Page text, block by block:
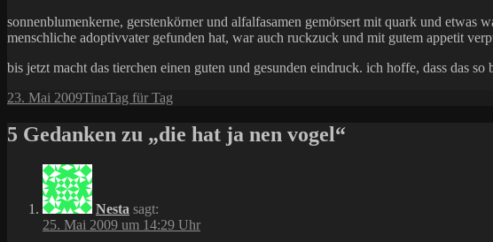
sonnenblumenkerne, gerstenkörner und alfalfasamen gemörsert mit quark und etwas
menschliche adoptivvater gefunden hat, war auch ruckzuck und mit gutem appetit
bis jetzt macht das tierchen einen guten und gesunden eindruck. ich hoffe, dass das
Veröffentlicht
23. Mai 2009Autor
TinaKategorien
Tag für Tag
5 Gedanken zu „die hat ja nen vogel“
Nesta sagt:
25. Mai 2009 um 14:29 Uhr